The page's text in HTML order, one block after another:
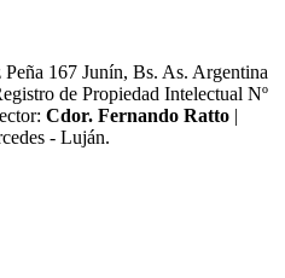
167 Junín, Bs. As. Argentina
de Propiedad Intelectual Nº
Cdor. Fernando Ratto |
- Luján.